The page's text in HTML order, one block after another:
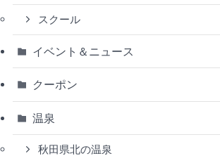
スクール
イベント＆ニュース
クーポン
温泉
秋田県北の温泉